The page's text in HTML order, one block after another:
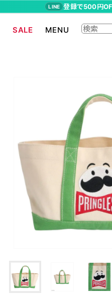
らんま1/2
ムーミン
P-CHAN
キャスパー
アーティストグ
SALE MENU
LINE 登録で500円